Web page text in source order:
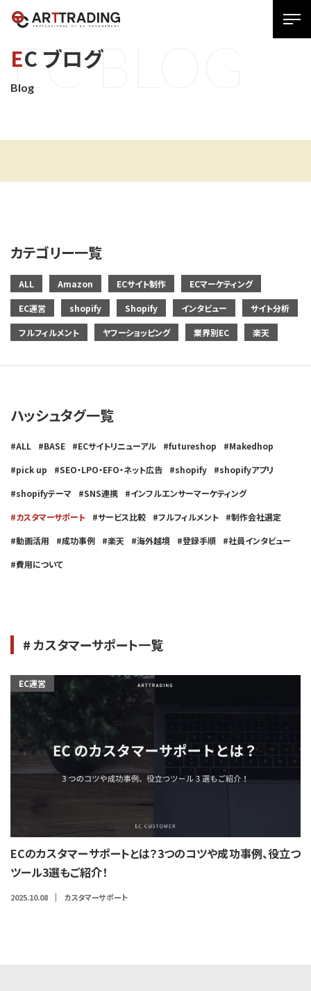
SPメ
ン
EC ブログ
Blog
ECB
カテゴリー一覧
ALL Amazon ECサイト制作 ECマーケティング
EC運営 shopify Shopify インタビュー サイト分析
フルフィルメント ヤフーショッピング 業界別EC 楽天
ハッシュタグ一覧
ALL BASE ECサイトリニューアル futureshop
Makedhop
pick up
SEO・LPO・EFO・ネット広告 shopify
shopifyアプリ
shopifyテーマ
SNS連携
インフルエンサーマーケティング
カスタマーサポート
サービス比較 フルフィルメント
制作会社選定
動画活用
成功事例 楽天 海外越境 登録手順
社員インタビュー
費用について
# カスタマーサポート一覧
EC運営
ECのカスタマーサポートとは？3つのコツや成功事例、役立つ
ツール3選もご紹介！
2025.10.08 カスタマーサポート